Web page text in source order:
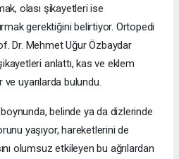
olası şikayetleri ise
gerektiğini belirtiyor. Ortopedi
Dr. Mehmet Uğur Özbaydar
anlattı, kas ve eklem
ve uyarılarda bulundu.
belinde ya da dizlerinde
yaşıyor, hareketlerini de
olumsuz etkileyen bu ağrılardan